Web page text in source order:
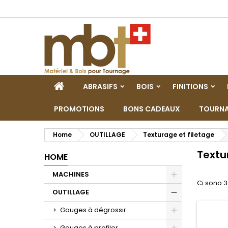
HOMEABRASIFS BOIS FINITIONS
PROMOTIONS BONS CADEAUX
Home OUTILLAGE Texturage et filetage
HOME
MACHINES
Toggle
OUTILLAGE
Gouges à dégrossir
Ci sono